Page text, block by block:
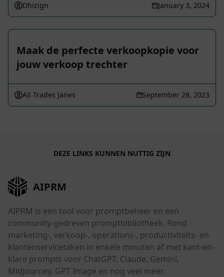
Dhizign January 3, 2024
Maak de perfecte verkoopkopie voor
jouw verkoop trechter
All Trades Janes September 28, 2023
DEZE LINKS KUNNEN NUTTIG ZIJN
AIPRM
AIPRM is een tool voor promptbeheer en een
community-gedreven promptbibliotheek. Rond
marketing-, verkoop-, operations-, productiviteits- en
klantenservicetaken in enkele minuten af met kant-en-
klare prompts voor ChatGPT, Claude, Gemini,
Midjourney, GPT Image en nog veel meer.